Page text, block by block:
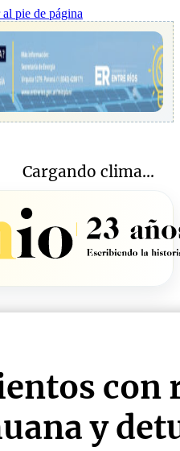
al pie de página
Cargando clima...
con
y